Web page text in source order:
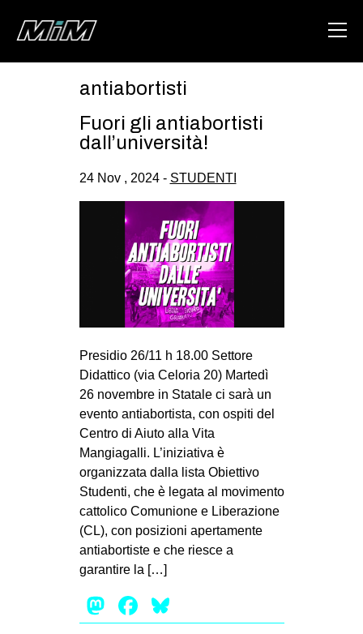
ABOUT
AREA
DEGENERAZIONE
GAZA FREESTYLE
CSOA LAMBRETTA
MSM
STUDENTI TSUNAMI
MILANO
MOBILITAZIONI
SPAZI
SPORT POPOLARE
MOVIMENTI
AMBIENTE
ANTIFASCISMO
DIRITTO ALL’ABITARE
GENERI
MIGRAZIONI
antiabortisti
Fuori gli antiabortisti
dall’università!
24 Nov , 2024 - STUDENTI
Presidio 26/11 h 18.00 Settore
Didattico (via Celoria 20) Martedì
26 novembre in Statale ci sarà un
evento antiabortista, con ospiti del
Centro di Aiuto alla Vita
Mangiagalli. L’iniziativa è
organizzata dalla lista Obiettivo
Studenti, che è legata al movimento
cattolico Comunione e Liberazione
(CL), con posizioni apertamente
antiabortiste e che riesce a
garantire la […]
Mastodon
Facebook